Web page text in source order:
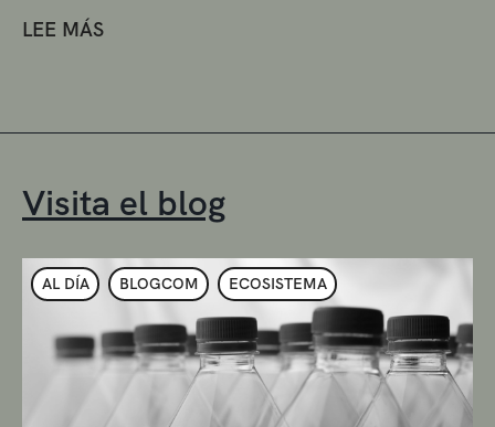
LEE MÁS
Visita el blog
AL DÍA BLOGCOM ECOSISTEMA